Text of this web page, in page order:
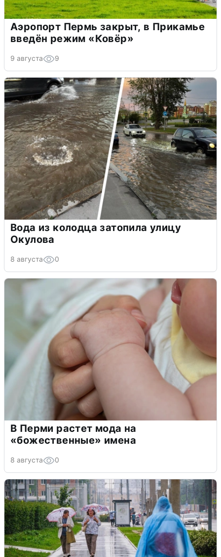
Аэропорт Пермь закрыт, в Прикамье
введён режим «Ковёр»
9 августа 9
Вода из колодца затопила улицу
Окулова
8 августа 0
В Перми растет мода на
«божественные» имена
8 августа 0